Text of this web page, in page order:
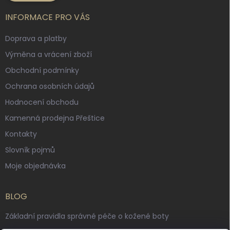
INFORMACE PRO VÁS
Doprava a platby
Výměna a vrácení zboží
Obchodní podmínky
Ochrana osobních údajů
Hodnocení obchodu
Kamenná prodejna Přeštice
Kontakty
Slovník pojmů
Moje objednávka
BLOG
Základní pravidla správné péče o kožené boty